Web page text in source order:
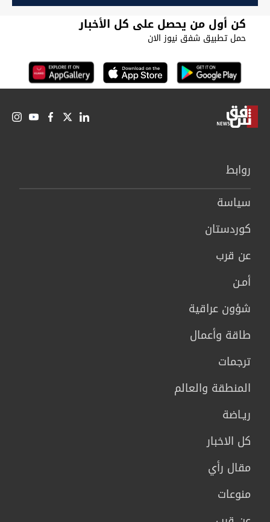
كن أول من يحصل على كل الأخبار
حمل تطبيق شفق نيوز الان
روابط
سیاسة
كوردستان
عن قرب
أمـن
شؤون عراقية
طاقة وأعمال
ترجمات
المنطقة والعالم
ريـاضة
كل الاخبار
مقال رأي
منوعات